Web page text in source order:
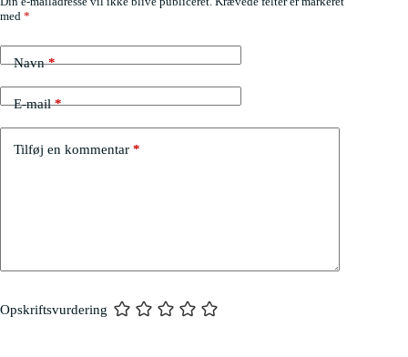
med *
Navn*
E-mail*
Tilføj en kommentar *
Opskriftsvurdering